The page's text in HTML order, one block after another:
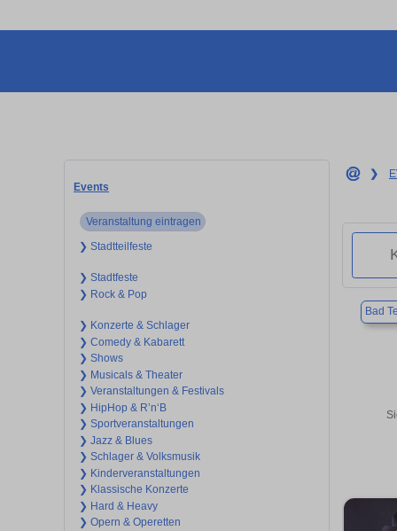
Events
Veranstaltung eintragen
❯ Stadtteilfeste
❯ Stadtfeste
❯ Rock & Pop
❯ Konzerte & Schlager
❯ Comedy & Kabarett
❯ Shows
❯ Musicals & Theater
❯ Veranstaltungen & Festivals
❯ HipHop & R’n‘B
❯ Sportveranstaltungen
❯ Jazz & Blues
❯ Schlager & Volksmusik
❯ Kinderveranstaltungen
❯ Klassische Konzerte
❯ Hard & Heavy
❯ Opern & Operetten
❯
Bad